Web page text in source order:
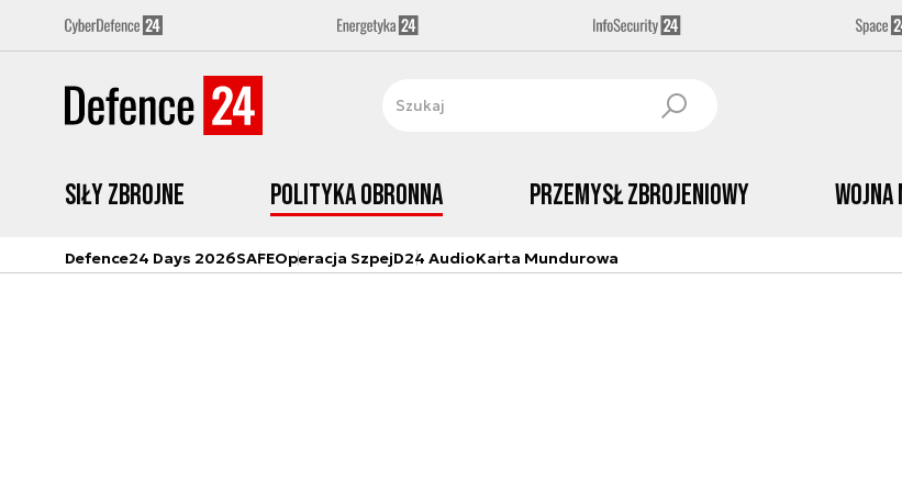
Siły zbrojne Polityka obronna Przemysł Zbrojeniowy Wojna
Defence24 Days 2026SAFEOperacja SzpejD24 AudioKarta Mundurowa